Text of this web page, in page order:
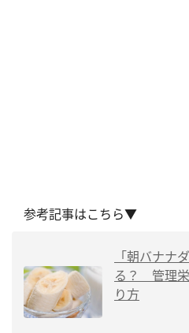
参考記事はこちら▼
「朝バナナ
る？ 管理栄
り方